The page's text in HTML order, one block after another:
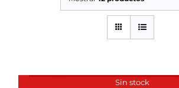
SERVICIOS TALLER
Sin stock